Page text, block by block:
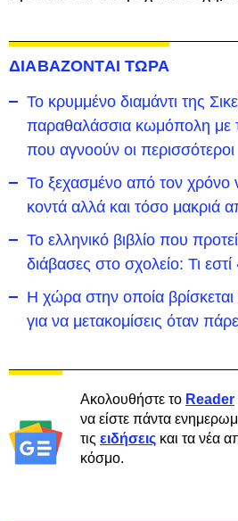
ΔΙΑΒΑΖΟΝΤΑΙ ΤΩΡΑ
Το κρυμμένο διαμάντι της
παραθαλάσσια κωμόπολη με
που αγνοούν οι περισσότεροι
To ξεχασμένο από τον χρόνο
κοντά αλλά και τόσο μακριά
Το ελληνικό βιβλίο που
διάβασες στο σχολείο: Τι
Η χώρα στην οποία
για να μετακομίσεις όταν
Ακολουθήστε το Reader
να είστε πάντα
τις ειδήσεις και τα νέα
κόσμο.